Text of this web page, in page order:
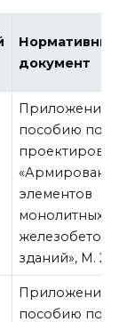
Нормативный
документ
Приложение
пособию по
элементов
монолитных
зданий», М.
Приложение
пособию по